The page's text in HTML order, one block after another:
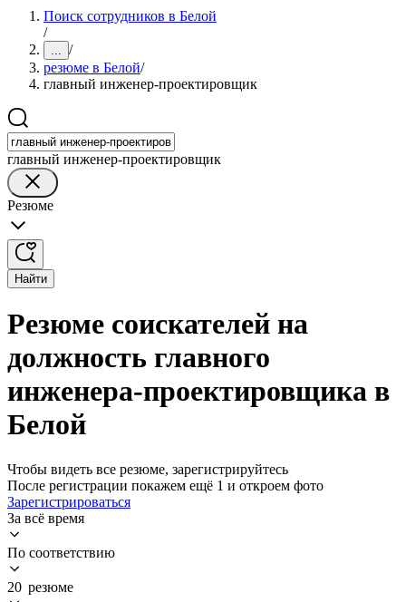
Поиск сотрудников в Белой
/
... /
резюме в Белой/
главный инженер-проектировщик
главный инженер-проектировщик
Резюме
Найти
Резюме соискателей на
должность главного
инженера-проектировщика в
Белой
Чтобы видеть все резюме, зарегистрируйтесь
После регистрации покажем ещё 1 и откроем фото
Зарегистрироваться
За всё время
По соответствию
20 резюме